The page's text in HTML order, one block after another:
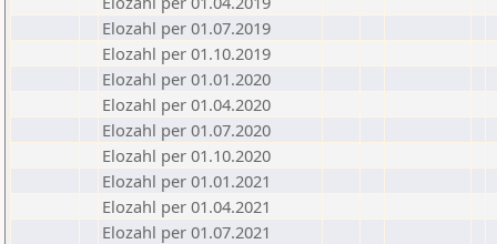
Elozahl per 01.07.2019
Elozahl per 01.10.2019
Elozahl per 01.01.2020
Elozahl per 01.04.2020
Elozahl per 01.07.2020
Elozahl per 01.10.2020
Elozahl per 01.01.2021
Elozahl per 01.04.2021
Elozahl per 01.07.2021